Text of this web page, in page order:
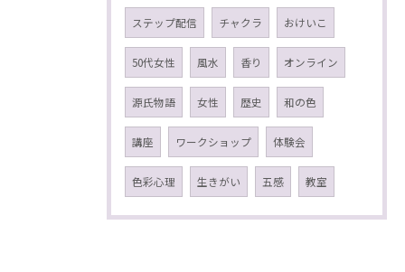
ステップ配信 チャクラ おけいこ
50代女性 風水 香り オンライン
源氏物語 女性 歴史 和の色
講座 ワークショップ 体験会
色彩心理 生きがい 五感 教室